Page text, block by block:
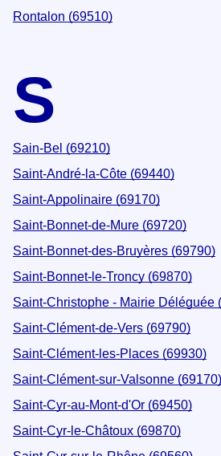
Rontalon (69510)
S
Sain-Bel (69210)
Saint-André-la-Côte (69440)
Saint-Appolinaire (69170)
Saint-Bonnet-de-Mure (69720)
Saint-Bonnet-des-Bruyères (69790)
Saint-Bonnet-le-Troncy (69870)
Saint-Christophe - Mairie Déléguée
Saint-Clément-de-Vers (69790)
Saint-Clément-les-Places (69930)
Saint-Clément-sur-Valsonne (69170)
Saint-Cyr-au-Mont-d'Or (69450)
Saint-Cyr-le-Châtoux (69870)